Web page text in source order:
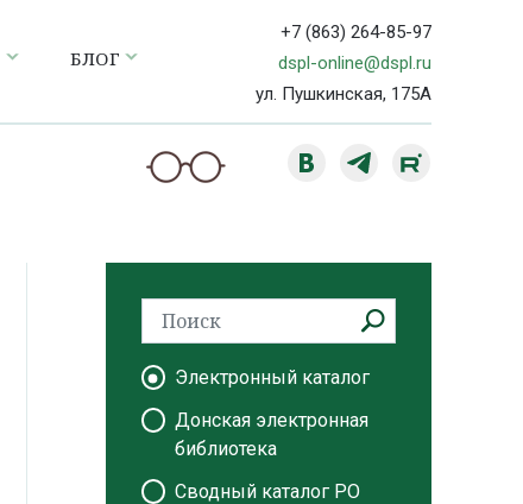
БЛОГ
+7 (863) 264-85-97
dspl-online@dspl.ru
ул. Пушкинская, 175А
Электронный каталог
Донская электронная
библиотека
Сводный каталог РО